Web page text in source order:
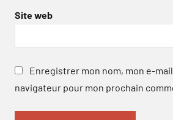
Site web
Enregistrer mon nom, mon e-
navigateur pour mon prochain